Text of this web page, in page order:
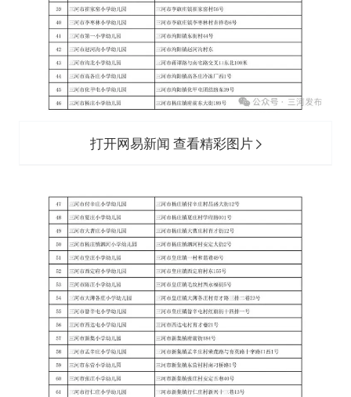
打开网易新闻 查看精彩图片